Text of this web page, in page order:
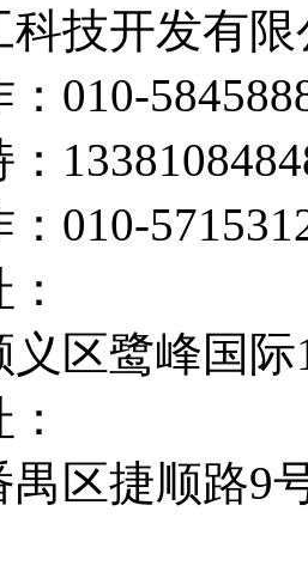
科技开发有限
010-
010-
区鹭峰国际
禺区捷顺路9